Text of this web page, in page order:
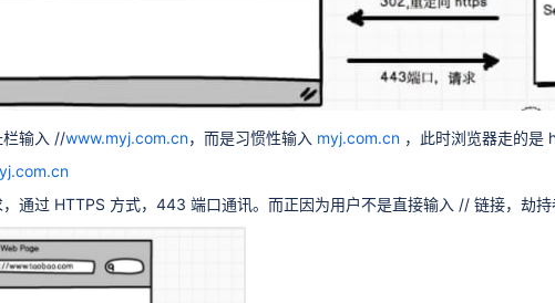
栏输入 //www.myj.com.cn，而是习惯性输入 myj.com.cn ，此时浏览器走的是
通过 HTTPS 方式，443 端口通讯。而正因为用户不是直接输入 // 链接，劫持